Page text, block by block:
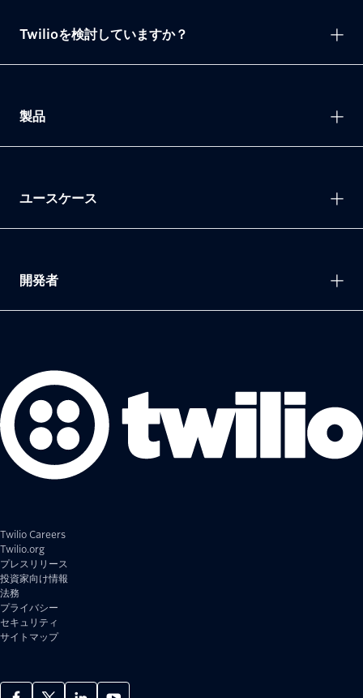
Twilio Careers
Twilio.org
プレスリリース
投資家向け情報
法務
プライバシー
セキュリティ
サイトマップ
Twilioを検討していますか？
製品
ユースケース
開発者